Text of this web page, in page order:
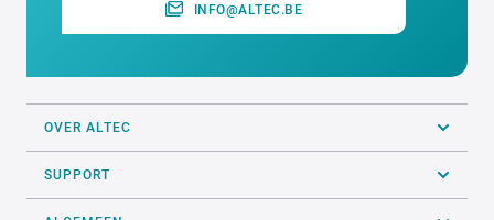
INFO@ALTEC.BE
OVER ALTEC
SUPPORT